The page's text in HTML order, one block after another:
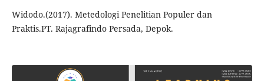
Widodo.(2017). Metedologi Penelitian Populer dan
Praktis.PT. Rajagrafindo Persada, Depok.